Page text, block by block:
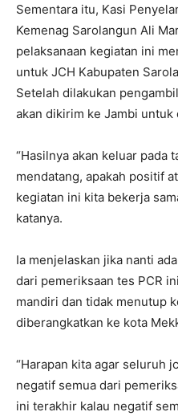
Sementara itu, Kasi
Kemenag Sarolangun Ali
pelaksanaan kegiatan ini
untuk JCH Kabupaten
Setelah dilakukan
akan dikirim ke Jambi untuk
“Hasilnya akan keluar pada
mendatang, apakah positif
kegiatan ini kita bekerja
katanya.
Ia menjelaskan jika nanti
dari pemeriksaan tes PCR
mandiri dan tidak menutup
diberangkatkan ke kota
“Harapan kita agar seluruh
negatif semua dari
ini terakhir kalau negatif